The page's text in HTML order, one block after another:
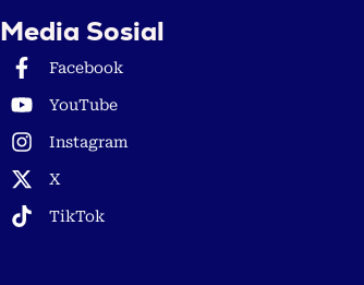
Media Sosial
Facebook
YouTube
Instagram
X
TikTok